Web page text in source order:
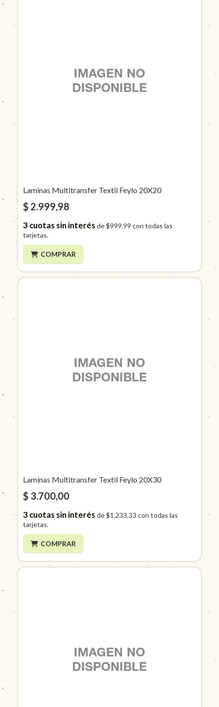
Laminas Multitransfer Textil Feylo 20X20
$ 2.999,98
3cuotas sin interés de$999,99 con todas las
tarjetas.
COMPRAR
Laminas Multitransfer Textil Feylo 20X30
$ 3.700,00
3cuotas sin interés de$1.233,33 con todas las
tarjetas.
COMPRAR